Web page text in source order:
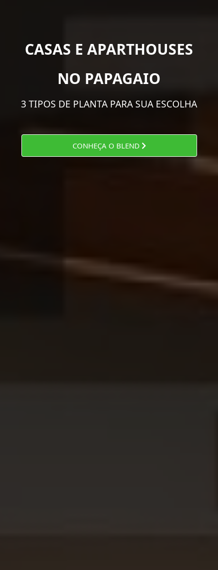
CASAS E APARTHOUSES
NO PAPAGAIO
3 TIPOS DE PLANTA PARA SUA ESCOLHA
CONHEÇA O BLEND